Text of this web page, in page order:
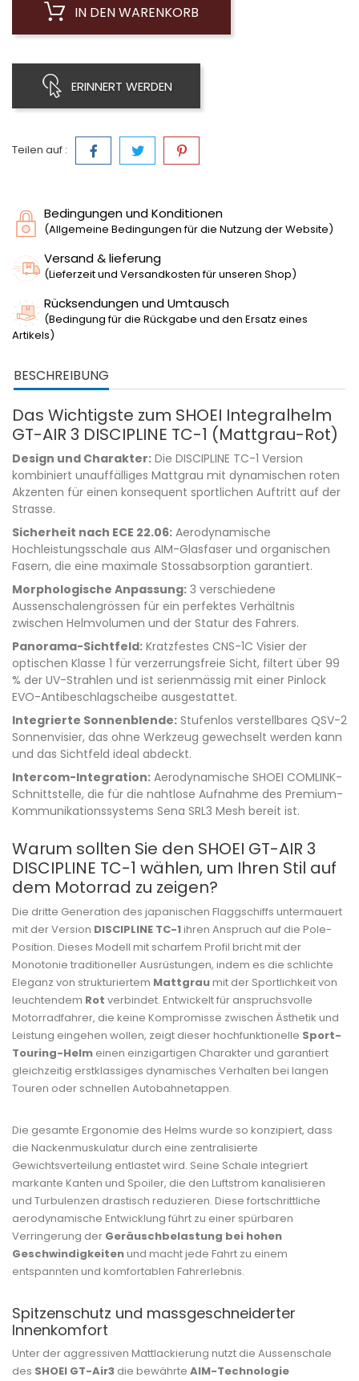
IN DEN WARENKORB
ERINNERT WERDEN
Teilen auf :
Bedingungen und Konditionen
(Allgemeine Bedingungen für die Nutzung der Website)
Versand & lieferung
(Lieferzeit und Versandkosten für unseren Shop)
Rücksendungen und Umtausch
(Bedingung für die Rückgabe und den Ersatz eines
Artikels)
BESCHREIBUNG
Das Wichtigste zum SHOEI Integralhelm
GT-AIR 3 DISCIPLINE TC-1 (Mattgrau-Rot)
Design und Charakter: Die DISCIPLINE TC-1 Version
kombiniert unauffälliges Mattgrau mit dynamischen roten
Akzenten für einen konsequent sportlichen Auftritt auf der
Strasse.
Sicherheit nach ECE 22.06: Aerodynamische
Hochleistungsschale aus AIM-Glasfaser und organischen
Fasern, die eine maximale Stossabsorption garantiert.
Morphologische Anpassung: 3 verschiedene
Aussenschalengrössen für ein perfektes Verhältnis
zwischen Helmvolumen und der Statur des Fahrers.
Panorama-Sichtfeld: Kratzfestes CNS-1C Visier der
optischen Klasse 1 für verzerrungsfreie Sicht, filtert über 99
% der UV-Strahlen und ist serienmässig mit einer Pinlock
EVO-Antibeschlagscheibe ausgestattet.
Integrierte Sonnenblende: Stufenlos verstellbares QSV-2
Sonnenvisier, das ohne Werkzeug gewechselt werden kann
und das Sichtfeld ideal abdeckt.
Intercom-Integration: Aerodynamische SHOEI COMLINK-
Schnittstelle, die für die nahtlose Aufnahme des Premium-
Kommunikationssystems Sena SRL3 Mesh bereit ist.
Warum sollten Sie den SHOEI GT-AIR 3
DISCIPLINE TC-1 wählen, um Ihren Stil auf
dem Motorrad zu zeigen?
Die dritte Generation des japanischen Flaggschiffs untermauert
mit der Version DISCIPLINE TC-1ihren Anspruch auf die Pole-
Position. Dieses Modell mit scharfem Profil bricht mit der
Monotonie traditioneller Ausrüstungen, indem es die schlichte
Eleganz von strukturiertem Mattgraumit der Sportlichkeit von
leuchtendem Rot verbindet. Entwickelt für anspruchsvolle
Motorradfahrer, die keine Kompromisse zwischen Ästhetik und
Leistung eingehen wollen, zeigt dieser hochfunktionelle Sport-
Touring-Helm einen einzigartigen Charakter und garantiert
gleichzeitig erstklassiges dynamisches Verhalten bei langen
Touren oder schnellen Autobahnetappen.
Die gesamte Ergonomie des Helms wurde so konzipiert, dass
die Nackenmuskulatur durch eine zentralisierte
Gewichtsverteilung entlastet wird. Seine Schale integriert
markante Kanten und Spoiler, die den Luftstrom kanalisieren
und Turbulenzen drastisch reduzieren. Diese fortschrittliche
aerodynamische Entwicklung führt zu einer spürbaren
Verringerung der Geräuschbelastung bei hohen
Geschwindigkeitenund macht jede Fahrt zu einem
entspannten und komfortablen Fahrerlebnis.
Spitzenschutz und massgeschneiderter
Innenkomfort
Unter der aggressiven Mattlackierung nutzt die Aussenschale
des SHOEI GT-Air3 die bewährte AIM-Technologie